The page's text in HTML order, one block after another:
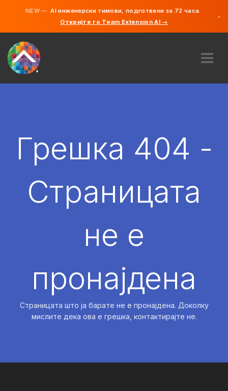
NEW —AI инженерски тимови, подготвени за 72 часа.
Откријте го Team Extension AI →
×
АНГАЖИРАЈ
Грешка 404 -
Страницата
не е
пронајдена
Страницата што ја барате не е пронајдена. Доколку
мислите дека ова е грешка, контактирајте не.